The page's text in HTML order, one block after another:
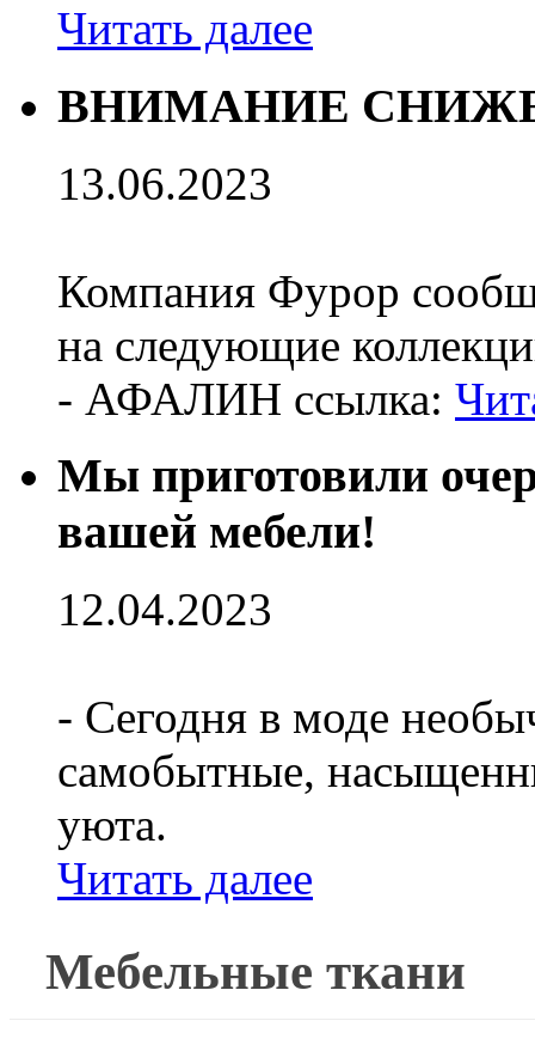
Читать далее
ВНИМАНИЕ
13.06.2023
Компания Фурор
на следующие
- АФАЛИН ссылка:
Мы приготовили
вашей мебели!
12.04.2023
- Сегодня в моде
самобытные,
уюта.
Читать далее
Мебельные ткани